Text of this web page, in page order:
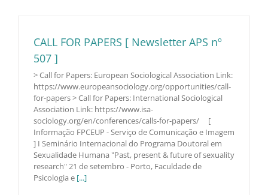
CALL FOR PAPERS [ Newsletter APS nº
507 ]
> Call for Papers: European Sociological Association Link:
https://www.europeansociology.org/opportunities/call-
for-papers > Call for Papers: International Sociological
Association Link: https://www.isa-
sociology.org/en/conferences/calls-for-papers/ [
Informação FPCEUP - Serviço de Comunicação e Imagem
] I Seminário Internacional do Programa Doutoral em
Sexualidade Humana "Past, present & future of sexuality
research" 21 de setembro - Porto, Faculdade de
Psicologia e [...]